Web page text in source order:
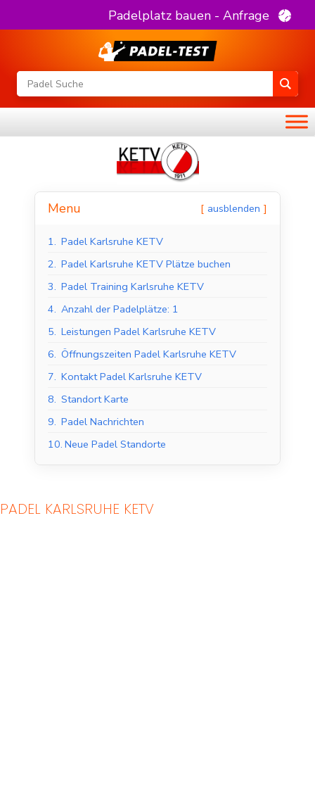
Padelplatz bauen - Anfrage
Menu ausblenden
1. Padel Karlsruhe KETV
2. Padel Karlsruhe KETV Plätze buchen
3. Padel Training Karlsruhe KETV
4. Anzahl der Padelplätze: 1
5. Leistungen Padel Karlsruhe KETV
6. Öffnungszeiten Padel Karlsruhe KETV
7. Kontakt Padel Karlsruhe KETV
8. Standort Karte
9. Padel Nachrichten
10. Neue Padel Standorte
PADEL KARLSRUHE KETV